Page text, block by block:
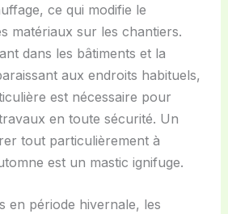
ce qui modifie le
matériaux sur les chantiers.
dans les bâtiments et la
aux endroits habituels,
est nécessaire pour
en toute sécurité. Un
tout particulièrement à
est un mastic ignifuge.
en période hivernale, les